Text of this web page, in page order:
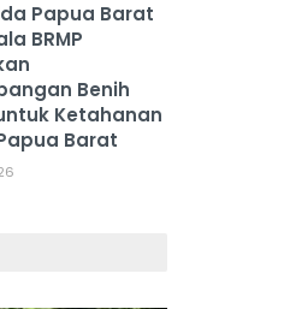
Papua Barat
BRMP
Benih
Ketahanan
Barat